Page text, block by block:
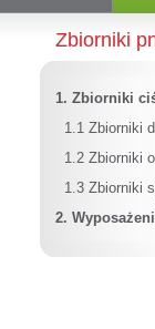
Zbiorniki
1. Zbiorniki
1.1 Zbiorniki
1.2 Zbiorniki
1.3 Zbiorniki
2.